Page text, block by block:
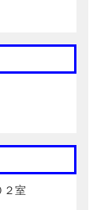
２室